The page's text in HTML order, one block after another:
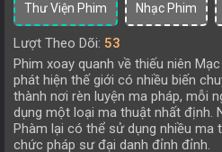
Thư Viện Phim Nhạc Phim
Lượt Theo Dõi: 53
Phim xoay quanh về thiếu niên
phát hiện thế giới có nhiều biến
thành nơi rèn luyện ma pháp, mỗi
dụng một loại ma thuật nhất định.
Phàm lại có thể sử dụng nhiều ma
chức pháp sư đại danh đỉnh đỉnh.